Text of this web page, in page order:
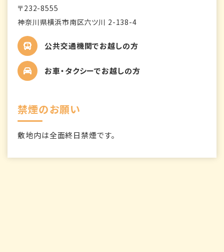
〒232-8555
神奈川県横浜市南区六ツ川 2-138-4
公共交通機関でお越しの方
お車・タクシーでお越しの方
禁煙のお願い
敷地内は全面終日禁煙です。